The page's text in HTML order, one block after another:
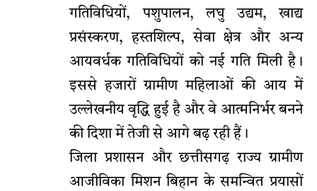
गतिविधियों, पशुपालन, लघु उद्यम, खाद्य
प्रसंस्करण, हस्तशिल्प, सेवा क्षेत्र और अन्य
आयवर्धक गतिविधियों को नई गति मिली है।
इससे हजारों ग्रामीण महिलाओं की आय में
उल्लेखनीय वृद्धि हुई है और वे आत्मनिर्भर बनने
की दिशा में तेजी से आगे बढ़ रही हैं।
जिला प्रशासन और छत्तीसगढ़ राज्य ग्रामीण
आजीविका मिशन बिहान के समन्वित प्रयासों